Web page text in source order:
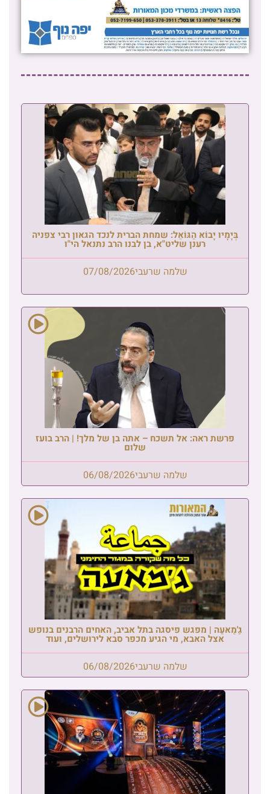
בְּיָמָיו יָבוֹא הַגּוֹאֵל: שמחת הברית לנכד הגאון רבי צפניה
רענן שליט"א, בן לבנו הרב נתנאל הי"ו
שלמה שרעבי07/08/2026
פרשת ראה: אל תשכח – אתה בן של מלך! | הרב בועז
שלום
שלמה שרעבי06/08/2026
גַ'מַאעַה | מפגש פיסגה בתל אביב, האחים הרבנים בנופש
אצל האבא, מי הגיע מכפר סבא לירושלים, ועוד
שלמה שרעבי06/08/2026